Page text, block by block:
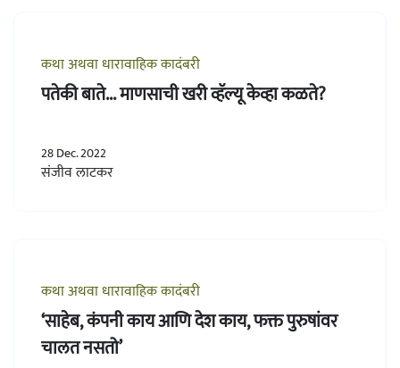
कथा अथवा धारावाहिक कादंबरी
पतेकी बाते... माणसाची खरी व्हॅल्यू केव्हा कळते?
28 Dec. 2022
संजीव लाटकर
कथा अथवा धारावाहिक कादंबरी
‘साहेब, कंपनी काय आणि देश काय, फक्त पुरुषांवर
चालत नसतो’